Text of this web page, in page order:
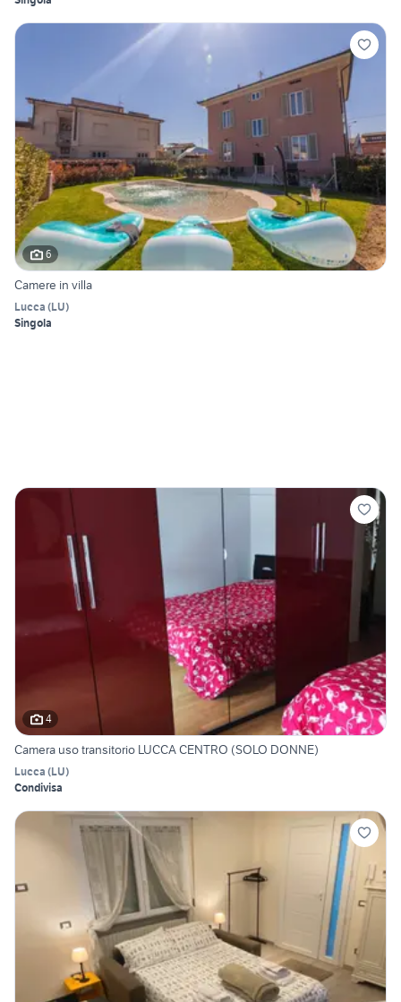
6
Camere in villa
Lucca (LU)
Singola
4
Camera uso transitorio LUCCA CENTRO (SOLO DONNE)
Lucca (LU)
Condivisa